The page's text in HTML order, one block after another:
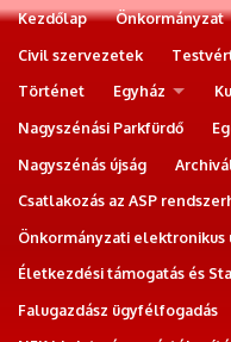
Kezdőlap Önkormányzat
Civil szervezetek
Történet
Egyház
Nagyszénási Parkfürdő
Nagyszénás újság
Csatlakozás az ASP
Önkormányzati elektronikus
Életkezdési támogatás és
Falugazdász ügyfélfogadás